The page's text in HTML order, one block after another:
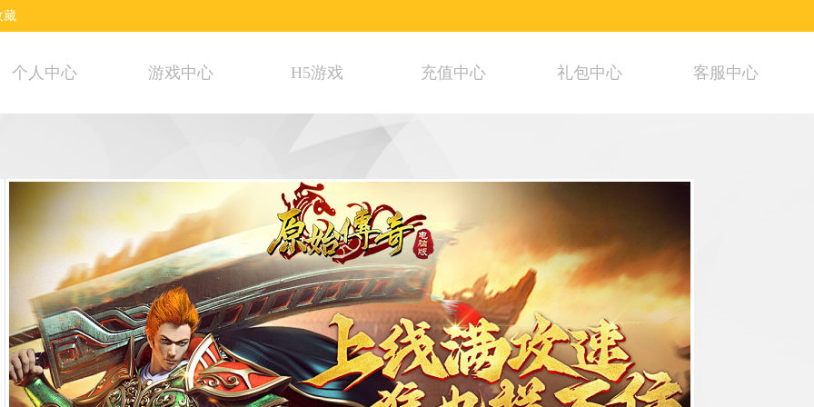
藏
个人中心 游戏中心 H5游戏 充值中心 礼包中心 客服中心